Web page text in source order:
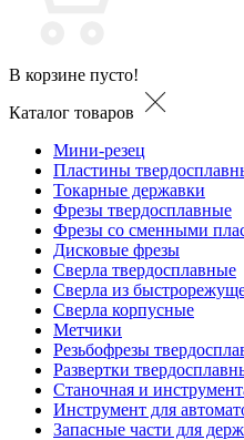
В корзине пусто!
Каталог товаров
Мини-резец
Пластины
Токарные державки
Фрезы твердосплавные
Фрезы со сменными
Дисковые фрезы
Сверла твердосплавные
Сверла из
Сверла корпусные
Метчики
Резьбофрезы
Развертки
Станочная и
Инструмент для
Запасные части для